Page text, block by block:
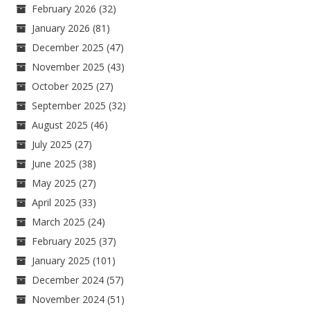
February 2026 (32)
January 2026 (81)
December 2025 (47)
November 2025 (43)
October 2025 (27)
September 2025 (32)
August 2025 (46)
July 2025 (27)
June 2025 (38)
May 2025 (27)
April 2025 (33)
March 2025 (24)
February 2025 (37)
January 2025 (101)
December 2024 (57)
November 2024 (51)